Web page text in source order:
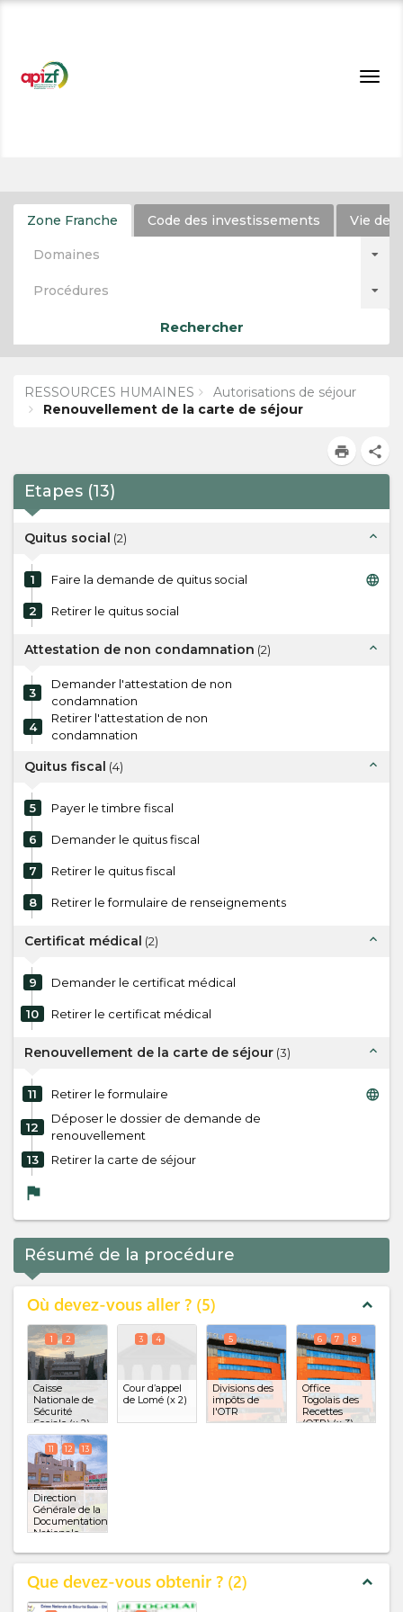
Zone Franche Code des investissements Vie de
Domaines
Procédures
Rechercher
RESSOURCES HUMAINES
Autorisations de séjour
Renouvellement de la carte de séjour
print share
Etapes (13)
Quitus social (2) expand_less
1 Faire la demande de quitus social language
2 Retirer le quitus social
Attestation de non condamnation (2) expand_less
3
Demander l'attestation de non
condamnation
4
Retirer l'attestation de non
condamnation
Quitus fiscal (4) expand_less
5 Payer le timbre fiscal
6 Demander le quitus fiscal
7 Retirer le quitus fiscal
8 Retirer le formulaire de renseignements
Certificat médical (2) expand_less
9 Demander le certificat médical
10 Retirer le certificat médical
Renouvellement de la carte de séjour (3) expand_less
11 Retirer le formulaire language
12
Déposer le dossier de demande de
renouvellement
13
Retirer la carte de séjour
flag
Résumé de la procédure
Où devez-vous aller ? 5 expand_less
Caisse
Nationale de
Sécurité
Sociale(x 2)
1 2
Cour d’appel
de Lomé(x 2)
3 4
Divisions des
impôts de
l'OTR
5
Office
Togolais des
Recettes
(OTR)(x 3)
6 7 8
Direction
Générale de la
Documentation
Nationale
11 12 13
Que devez-vous obtenir ? 2 expand_less